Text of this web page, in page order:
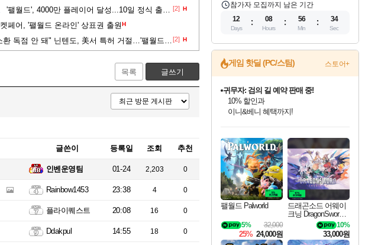
'팰월드', 4000만 플레이어 달성...10일 정식 출시 앞두고 경사 [2] H
페어, '팰월드 온라인' 상표권 출원H
"소환 독점 안 돼" 닌텐도, 美서 특허 거절…'팰월드' 소송전 어쩌나?[2] H
목록 글쓰기
글쓴이 등록일 조회 추천
인벤운영팀 01-24 2,203 0
Rainbow1453 23:38 4 0
플라이퀘스트 20:08 16 0
Ddakpul 14:55 18 0
참가자 모집까지 남은 기간
12
Days
08
Hours
56
Min
33
Sec
게임 핫딜 (PC/스팀) 스토어+
최대 90% 할인가를 만나보세요!
네이버혜택과 함께 만나보세요!
50%할인&추가 적립까지!
귀무자: 검의 길 예약 판매 중!
10% 할인과
이니&베니 혜택까지!
네이버 혜택가와 함께 예약하세요!
할인&네이버혜택으로 만나보세요!
네이버페이 혜택과 만나보세요!
40주년 프로모션으로 만나보세요!
네이버 포인트 혜택까지!
할인가에 만나보세요!
일부 에디션 상시 할인!
혜택으로 예약 판매 중
편안하게 충전하세요
팰월드 Palworld
32,000
5%
25% 24,000원
드래곤소드 어웨이
크닝 DragonSword A
10%
33,000원